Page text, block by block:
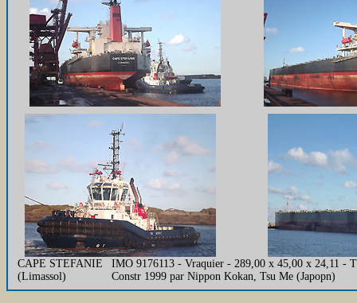
CAPE STEFANIE
(Limassol)
IMO 9176113 - Vraquier - 289,00 x 45,00 x 24,11 -
Constr 1999 par Nippon Kokan, Tsu Me (Japopn)